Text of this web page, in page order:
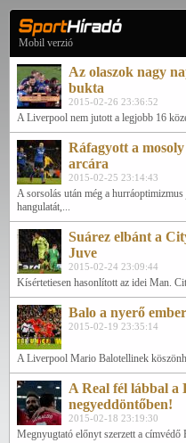
Mobil verzió
Az olaszok nagy
bukta
2015-02-26 23:36:52
A Liverpool nem jutott a legjobb 16
Ráfagyott a
arcára
2015-02-25 23:14:43
A sorsolás után még a
hangulatát,...
Suárez elbánt a
Juve
2015-02-24 23:09:44
Kísértetiesen hasonlított az idei Man.
Balo a nyerő
2015-02-19 23:35:14
A Liverpool Mario Balotellinek
A Real fél lábbal a
negyeddöntőben!
2015-02-18 23:19:30
Megnyugtató előnyt szerzett a címvédő